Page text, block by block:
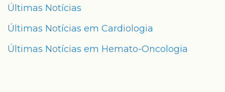
Últimas Notícias
Últimas Notícias em Cardiologia
Últimas Notícias em Hemato-Oncologia